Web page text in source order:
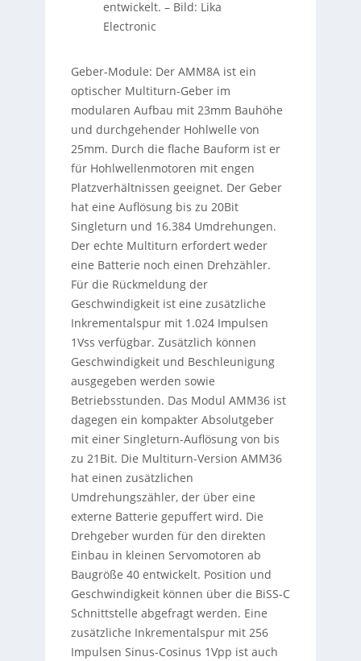
entwickelt. – Bild: Lika
Electronic
Geber-Module: Der AMM8A ist ein
optischer Multiturn-Geber im
modularen Aufbau mit 23mm Bauhöhe
und durchgehender Hohlwelle von
25mm. Durch die flache Bauform ist er
für Hohlwellenmotoren mit engen
Platzverhältnissen geeignet. Der Geber
hat eine Auflösung bis zu 20Bit
Singleturn und 16.384 Umdrehungen.
Der echte Multiturn erfordert weder
eine Batterie noch einen Drehzähler.
Für die Rückmeldung der
Geschwindigkeit ist eine zusätzliche
Inkrementalspur mit 1.024 Impulsen
1Vss verfügbar. Zusätzlich können
Geschwindigkeit und Beschleunigung
ausgegeben werden sowie
Betriebsstunden. Das Modul AMM36 ist
dagegen ein kompakter Absolutgeber
mit einer Singleturn-Auflösung von bis
zu 21Bit. Die Multiturn-Version AMM36
hat einen zusätzlichen
Umdrehungszähler, der über eine
externe Batterie gepuffert wird. Die
Drehgeber wurden für den direkten
Einbau in kleinen Servomotoren ab
Baugröße 40 entwickelt. Position und
Geschwindigkeit können über die BiSS-C
Schnittstelle abgefragt werden. Eine
zusätzliche Inkrementalspur mit 256
Impulsen Sinus-Cosinus 1Vpp ist auch